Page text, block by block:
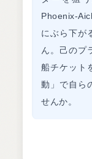
Phoenix-
にぶら下が
ん。己のプ
船チケット
動」で自ら
せんか。